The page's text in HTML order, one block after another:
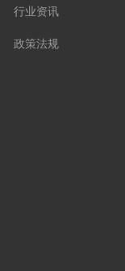
行业资讯
政策法规